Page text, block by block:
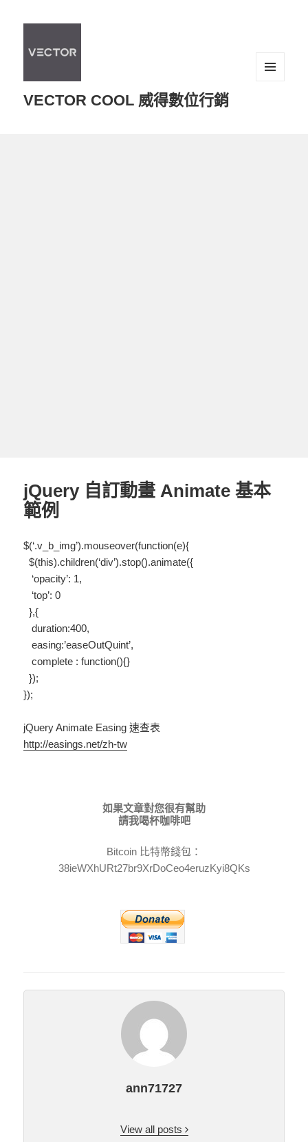
VECTOR COOL 威得數位行銷
jQuery 自訂動畫 Animate 基本
範例
$(‘.v_b_img’).mouseover(function(e){
$(this).children(‘div’).stop().animate({
‘opacity’: 1,
‘top’: 0
},{
duration:400,
easing:’easeOutQuint’,
complete : function(){}
});
});
jQuery Animate Easing 速查表
http://easings.net/zh-tw
如果文章對您很有幫助
請我喝杯咖啡吧
Bitcoin 比特幣錢包：
38ieWXhURt27br9XrDoCeo4eruzKyi8QKs
ann71727
View all posts